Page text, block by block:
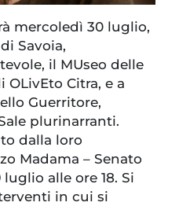
mercoledì 30 luglio,
Savoia,
il MUseo delle
Citra, e a
Guerritore,
plurinarranti.
dalla loro
Madama – Senato
alle ore 18. Si
in cui si